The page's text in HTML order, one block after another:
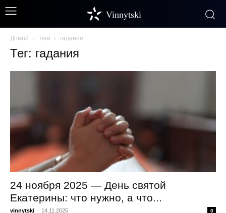
Vinnytski
Домой Теги гадания
Тег: гадания
24 ноября 2025 — День святой
Екатерины: что нужно, а что...
vinnytski - 14.11.2025 0